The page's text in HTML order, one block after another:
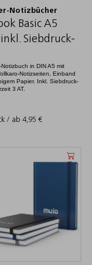
Notizbücher
Basic A5
inkl. Siebdruck-
in DIN A5 mit
Notizseiten, Einband
Papier. Inkl. Siebdruck-
3 AT.
/ ab 4,95 €